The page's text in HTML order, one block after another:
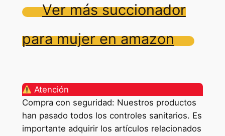
Ver más succionador
para mujer en amazon
Atención
Compra con seguridad: Nuestros productos
han pasado todos los controles sanitarios. Es
importante adquirir los artículos relacionados